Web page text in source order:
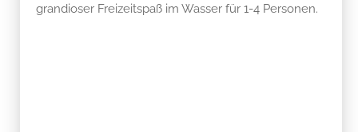
grandioser Freizeitspaß im Wasser für 1-4 Personen.